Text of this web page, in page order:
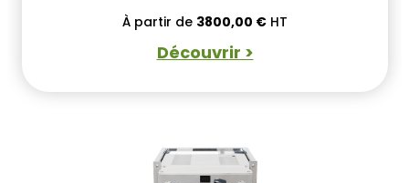
À partir de 3800,00 € HT
Découvrir >